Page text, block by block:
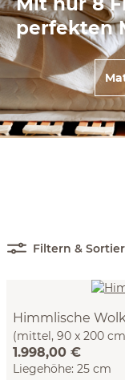
perfekten
Filtern &
Himmlische
(mittel, 90 x 200
1.998,00 €
Liegehöhe: 25 cm